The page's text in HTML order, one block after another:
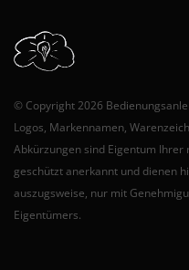
© Copyright 2026
Logos, Markennamen,
Abkürzungen sind Eigentum
geschützt anerkannt und dienen
auszugsweise, nur mit
Eigentümers.